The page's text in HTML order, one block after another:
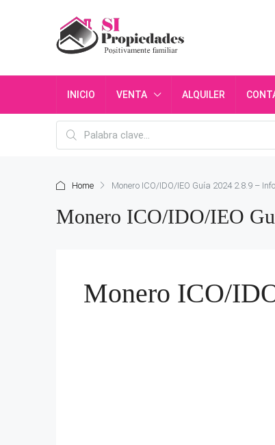
INICIO VENTA ALQUILER
Home Monero ICO/IDO/IEO Guía 2024 2.8.9 –
Monero ICO/IDO/IEO
Monero ICO/